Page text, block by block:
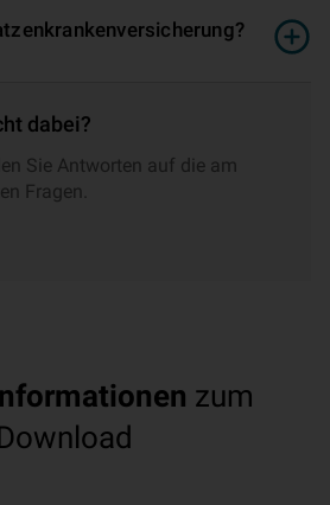
dabei?
Sie Antworten auf die am
Fragen.
zum